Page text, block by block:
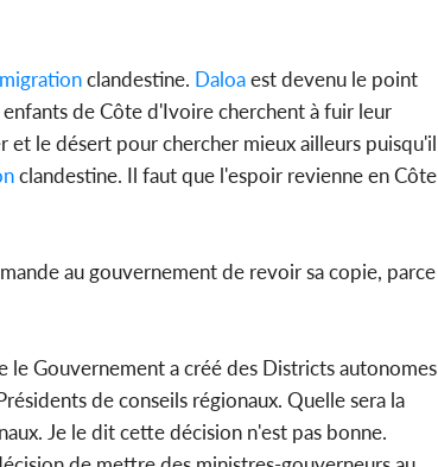
clandestine. Daloaest devenu le point
de Côte d'Ivoire cherchent à fuir leur
le désert pour chercher mieux ailleurs puisqu'il
clandestine. Il faut que l'espoir revienne en Côte
au gouvernement de revoir sa copie, parce
le Gouvernement a créé des Districts autonomes
de conseils régionaux. Quelle sera la
Je le dit cette décision n'est pas bonne.